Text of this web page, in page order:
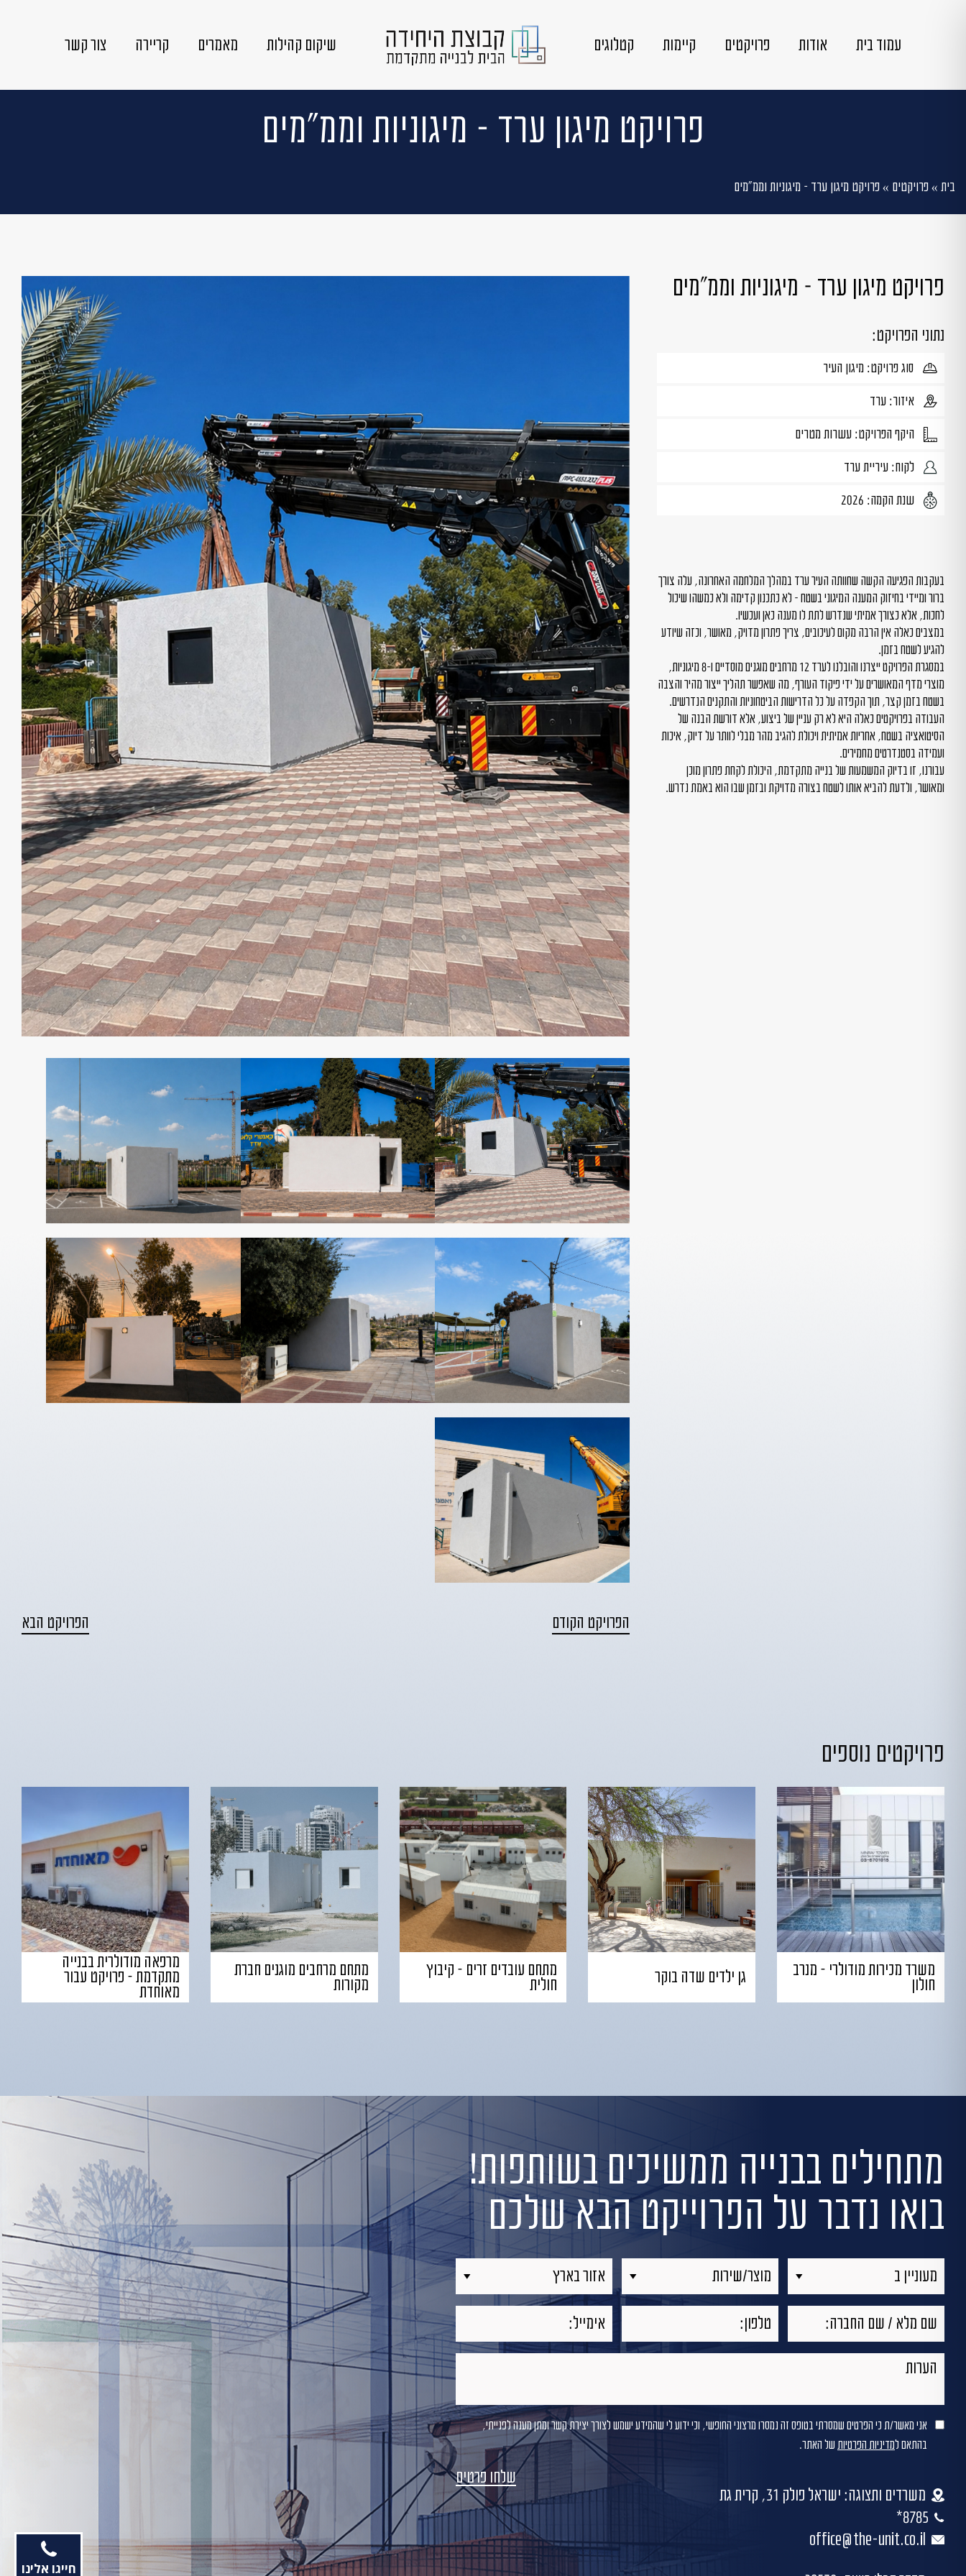
עמוד בית אודות פרויקטים קיימות קטלוגים שיקום קהילות מאמרים קריירה צור קשר
פרויקט מיגון ערד – מיגוניות וממ"מים
בית » פרויקטים » פרויקט מיגון ערד – מיגוניות וממ"מים
פרויקט מיגון ערד – מיגוניות וממ"מים
נתוני הפרויקט:
סוג פרויקט: מיגון העיר
איזור: ערד
היקף הפרויקט: עשרות מטרים
לקוח: עיריית ערד
שנת הקמה: 2026
בעקבות הפגיעה הקשה שחוותה העיר ערד במהלך המלחמה האחרונה, עלה צורך
ברור ומיידי בחיזוק המענה המיגוני בשטח – לא כתכנון קדימה ולא כמשהו שיכול
לחכות, אלא כצורך אמיתי שנדרש לתת לו מענה כאן ועכשיו.
במצבים כאלה אין הרבה מקום לעיכובים, צריך פתרון מדויק, מאושר, וכזה שיודע
להגיע לשטח בזמן.
במסגרת הפרויקט ייצרנו והובלנו לערד 12 מרחבים מוגנים מוסדיים ו-8 מיגוניות,
מוצרי מדף המאושרים על ידי פיקוד העורף, מה שאפשר תהליך ייצור מהיר והצבה
בשטח בזמן קצר, תוך הקפדה על כל הדרישות הביטחוניות והתקנים הנדרשים.
העבודה בפרויקטים כאלה היא לא רק עניין של ביצוע, אלא דורשת הבנה של
הסיטואציה בשטח, אחריות אמיתית ויכולת להגיב מהר מבלי לוותר על דיוק, איכות
ועמידה בסטנדרטים מחמירים.
עבורנו, זו בדיוק המשמעות של בנייה מתקדמת, היכולת לקחת פתרון מוכן
ומאושר, ולדעת להביא אותו לשטח בצורה מדויקת ובזמן שבו הוא באמת נדרש.
הפרויקט הקודם הפרויקט הבא
פרויקטים נוספים
משרד מכירות מודולרי – מנרב
חולון
גן ילדים שדה בוקר
מתחם עובדים זרים – קיבוץ
חולית
מתחם מרחבים מוגנים חברת
מקורות
מרפאה מודולרית בבנייה
מתקדמת – פרויקט עבור
מאוחדת
מתחילים בבנייה ממשיכים בשותפות!
בואו נדבר על הפרוייקט הבא שלכם
אני מאשר/ת כי הפרטים שמסרתי בטופס זה נמסרו מרצוני החופשי, וכי ידוע לי שהמידע ישמש לצורך יצירת קשר ומתן מענה לפנייתי,
בהתאם למדיניות הפרטיות של האתר.
משרדים ותצוגה: ישראל פולק 31, קרית גת
8785*
office@the-unit.co.il
חייגו אלינו